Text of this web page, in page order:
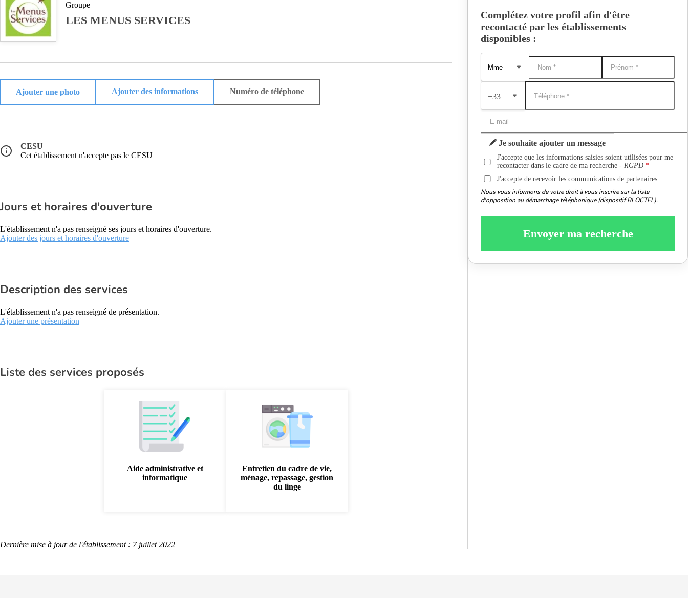
Groupe
LES MENUS SERVICES
Ajouter des informations Numéro de téléphone
CESU
Cet établissement n'accepte pas le CESU
Jours et horaires d'ouverture
L'établissement n'a pas renseigné ses jours et horaires d'ouverture.
Ajouter des jours et horaires d'ouverture
Description des services
L'établissement n'a pas renseigné de présentation.
Ajouter une présentation
Liste des services proposés
Aide administrative et
informatique
Entretien du cadre de vie,
ménage, repassage, gestion
du linge
Dernière mise à jour de l'établissement : 7 juillet 2022
Complétez votre profil afin d'être
recontacté par les établissements
disponibles :
+33
Je souhaite ajouter un message
J'accepte que les informations saisies soient utilisées pour me
recontacter dans le cadre de ma recherche -RGPD
J'accepte de recevoir les communications de partenaires
Nous vous informons de votre droit à vous inscrire sur la liste
d'opposition au démarchage téléphonique (dispositif BLOCTEL).
Envoyer ma recherche